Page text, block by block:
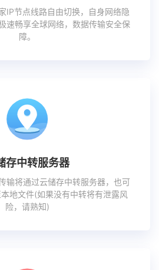
IP节点线路自由切换，自身网络隐
速畅享全球网络，数据传输安全保
障。
存中转服务器
输将通过云储存中转服务器，也可
地文件(如果没有中转将有泄露风
险，请熟知)